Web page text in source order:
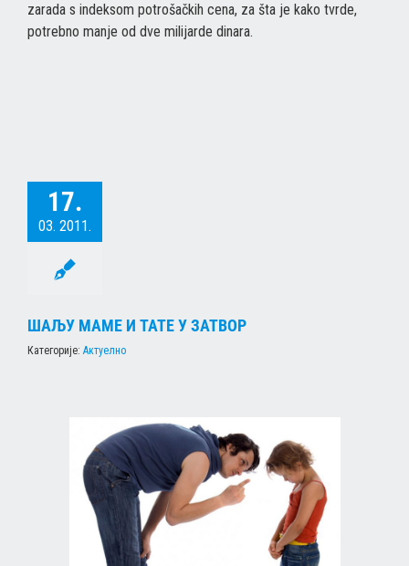
zarada s indeksom potrošačkih cena, za šta je kako tvrde,
potrebno manje od dve milijarde dinara.
17.
03. 2011.
ШАЉУ МАМЕ И ТАТЕ У ЗАТВОР
Категорије: Актуелно